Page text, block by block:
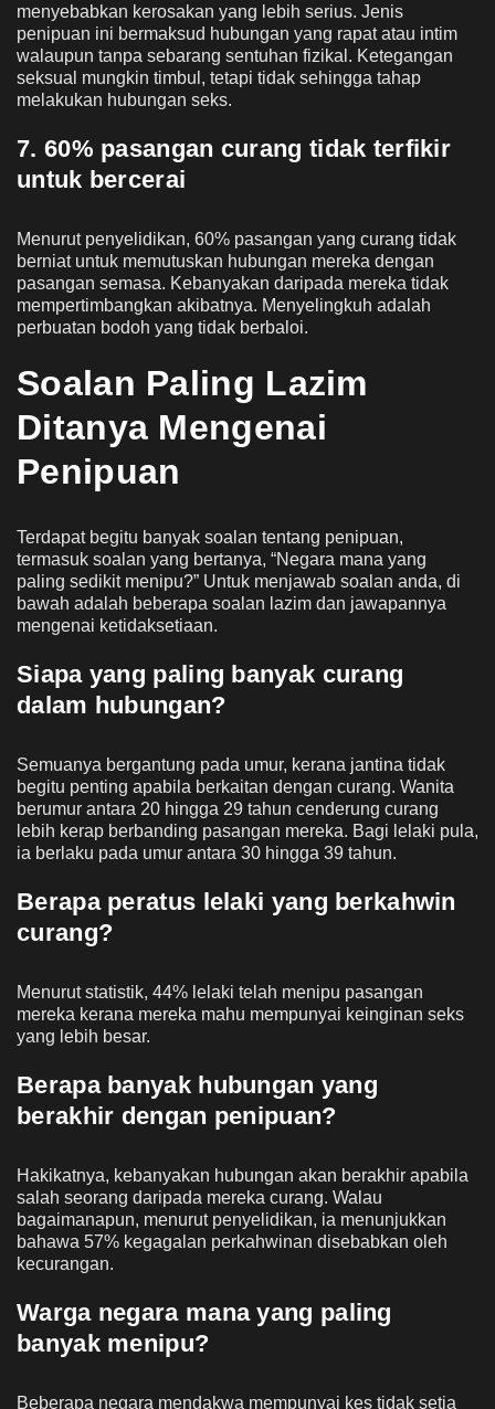
menyebabkan kerosakan yang lebih serius. Jenis
penipuan ini bermaksud hubungan yang rapat atau intim
walaupun tanpa sebarang sentuhan fizikal. Ketegangan
seksual mungkin timbul, tetapi tidak sehingga tahap
melakukan hubungan seks.
7. 60% pasangan curang tidak terfikir
untuk bercerai
Menurut penyelidikan, 60% pasangan yang curang tidak
berniat untuk memutuskan hubungan mereka dengan
pasangan semasa. Kebanyakan daripada mereka tidak
mempertimbangkan akibatnya. Menyelingkuh adalah
perbuatan bodoh yang tidak berbaloi.
Soalan Paling Lazim
Ditanya Mengenai
Penipuan
Terdapat begitu banyak soalan tentang penipuan,
termasuk soalan yang bertanya, “Negara mana yang
paling sedikit menipu?” Untuk menjawab soalan anda, di
bawah adalah beberapa soalan lazim dan jawapannya
mengenai ketidaksetiaan.
Siapa yang paling banyak curang
dalam hubungan?
Semuanya bergantung pada umur, kerana jantina tidak
begitu penting apabila berkaitan dengan curang. Wanita
berumur antara 20 hingga 29 tahun cenderung curang
lebih kerap berbanding pasangan mereka. Bagi lelaki pula,
ia berlaku pada umur antara 30 hingga 39 tahun.
Berapa peratus lelaki yang berkahwin
curang?
Menurut statistik, 44% lelaki telah menipu pasangan
mereka kerana mereka mahu mempunyai keinginan seks
yang lebih besar.
Berapa banyak hubungan yang
berakhir dengan penipuan?
Hakikatnya, kebanyakan hubungan akan berakhir apabila
salah seorang daripada mereka curang. Walau
bagaimanapun, menurut penyelidikan, ia menunjukkan
bahawa 57% kegagalan perkahwinan disebabkan oleh
kecurangan.
Warga negara mana yang paling
banyak menipu?
Beberapa negara mendakwa mempunyai kes tidak setia